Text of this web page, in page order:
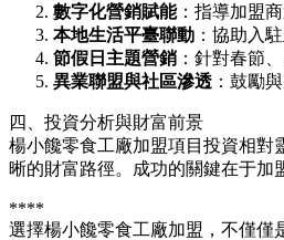
數字化營銷賦能：指導加盟
本地生活平臺聯動 ：協助入
節假日主題營銷 ：針對春節
異業聯盟與社區滲透 ：鼓勵
四、投資分析與財富前景
楊小饞零食工廠加盟項目投資相對
晰的財富路徑。成功的關鍵在于加
****
選擇楊小饞零食工廠加盟，不僅僅